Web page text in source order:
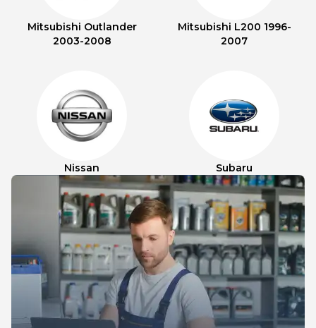
Mitsubishi Outlander
2003-2008
Mitsubishi L200 1996-
2007
Nissan Subaru